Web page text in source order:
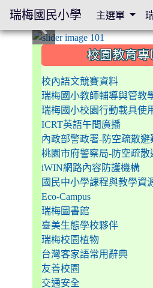
::: 校園教育專
校內語文競賽資料
瑞梅國小教師輔導與管教
瑞梅國小校園行動載具使
ICRT英語午間廣播
內政部警政署-防空疏散避
桃園市府警察局-防空疏散
iWIN網路內容防護機構
國民中小學課程與教學資
Eco-Campus
瑞梅圖書館
臺美生態學校夥伴
瑞梅校園植物
台灣客家語常用辭典
友善校園
交通安全
瑞梅國民小學 主選單